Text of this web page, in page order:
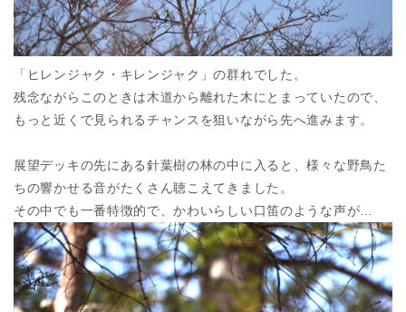
「ヒレンジャク・キレンジャク」の群れでした。
残念ながらこのときは木道から離れた木にとまっていたので、
もっと近くで見られるチャンスを狙いながら先へ進みます。
展望デッキの先にある針葉樹の林の中に入ると、様々な野鳥た
ちの響かせる音がたくさん聴こえてきました。
その中でも一番特徴的で、かわいらしい口笛のような声が…